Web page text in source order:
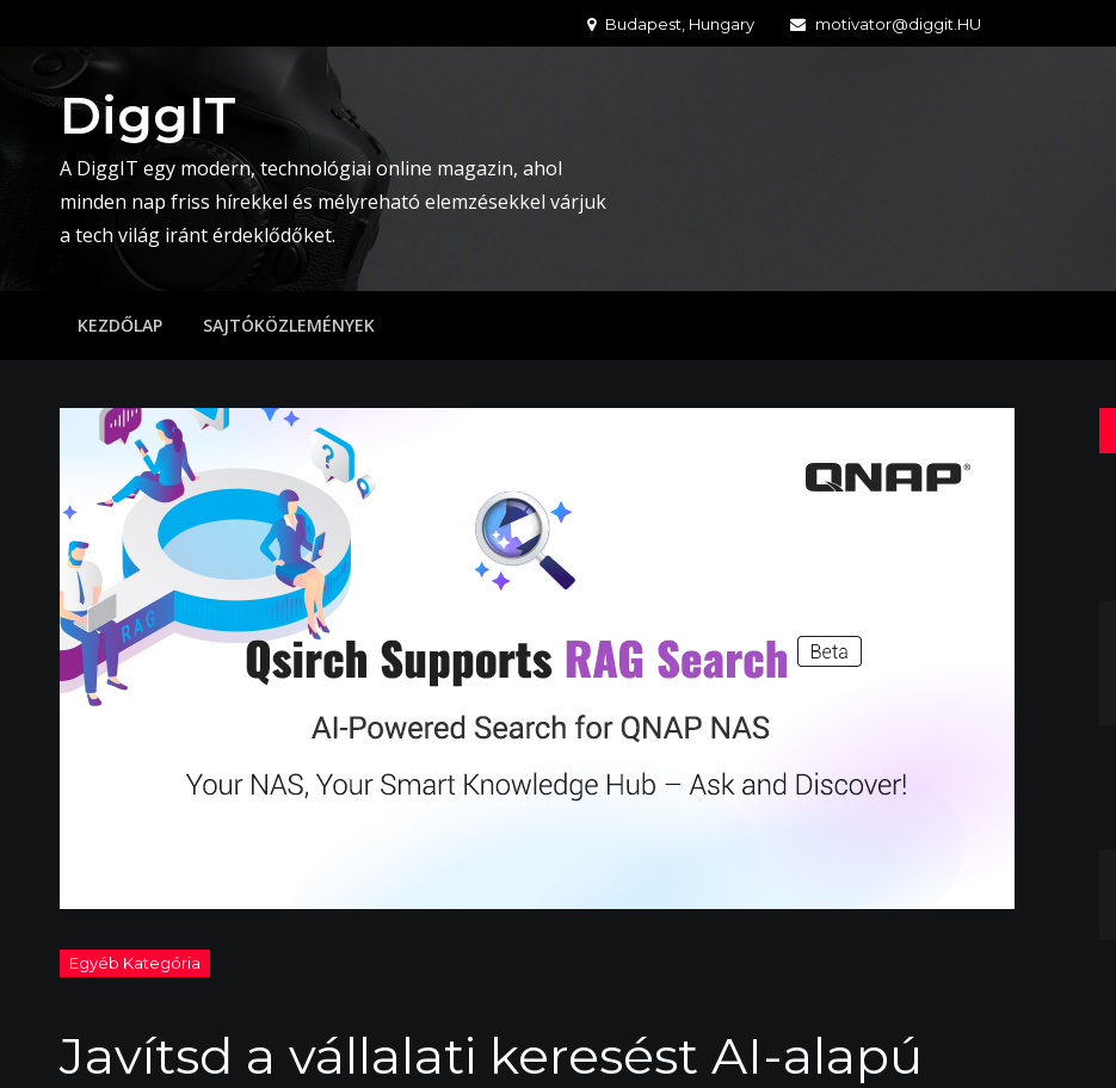
content
Budapest, Hungary motivator@diggit.HU
DiggIT
A DiggIT egy modern, technológiai online magazin, ahol
minden nap friss hírekkel és mélyreható elemzésekkel várjuk
a tech világ iránt érdeklődőket.
KEZDŐLAP SAJTÓKÖZLEMÉNYEK
Javítsd a vállalati keresést AI-alapú